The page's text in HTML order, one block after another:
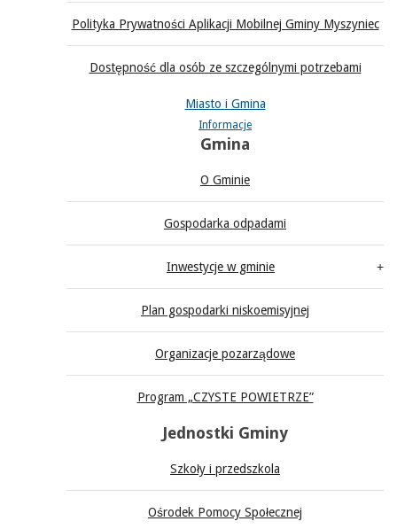
Polityka Prywatności Aplikacji Mobilnej Gminy Myszyniec
Dostępność dla osób ze szczególnymi potrzebami
Miasto i Gmina
Informacje
Gmina
O Gminie
Gospodarka odpadami
Inwestycje w gminie
Plan gospodarki niskoemisyjnej
Organizacje pozarządowe
Program „CZYSTE POWIETRZE”
Jednostki Gminy
Szkoły i przedszkola
Ośrodek Pomocy Społecznej